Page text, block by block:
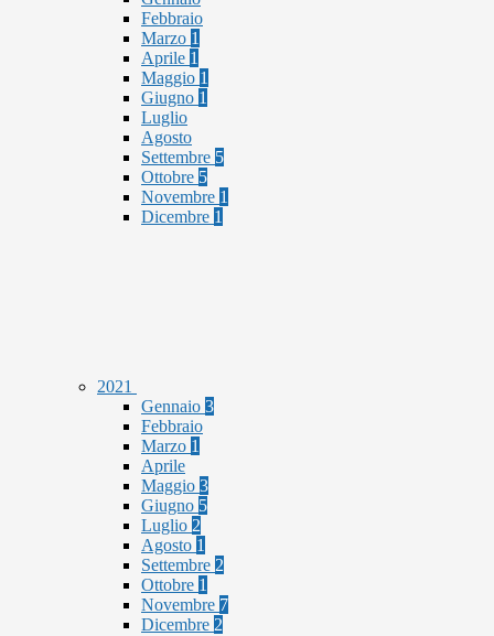
Febbraio
Marzo 1
Aprile 1
Maggio 1
Giugno 1
Luglio
Agosto
Settembre 5
Ottobre 5
Novembre 1
Dicembre 1
2021
Gennaio 3
Febbraio
Marzo 1
Aprile
Maggio 3
Giugno 5
Luglio 2
Agosto 1
Settembre 2
Ottobre 1
Novembre 7
Dicembre 2